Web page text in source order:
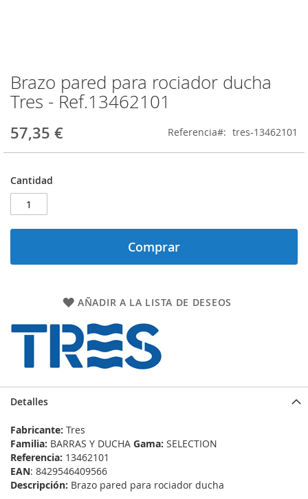
Brazo pared para rociador ducha
Tres - Ref.13462101
57,35 € Referencia tres-13462101
Cantidad
Comprar
AÑADIR A LA LISTA DE DESEOS
Saltar
al
comienzo
la
imágenes
Detalles
Fabricante: Tres
Familia: BARRAS Y DUCHA Gama: SELECTION
Referencia: 13462101
EAN: 8429546409566
Descripción: Brazo pared para rociador ducha